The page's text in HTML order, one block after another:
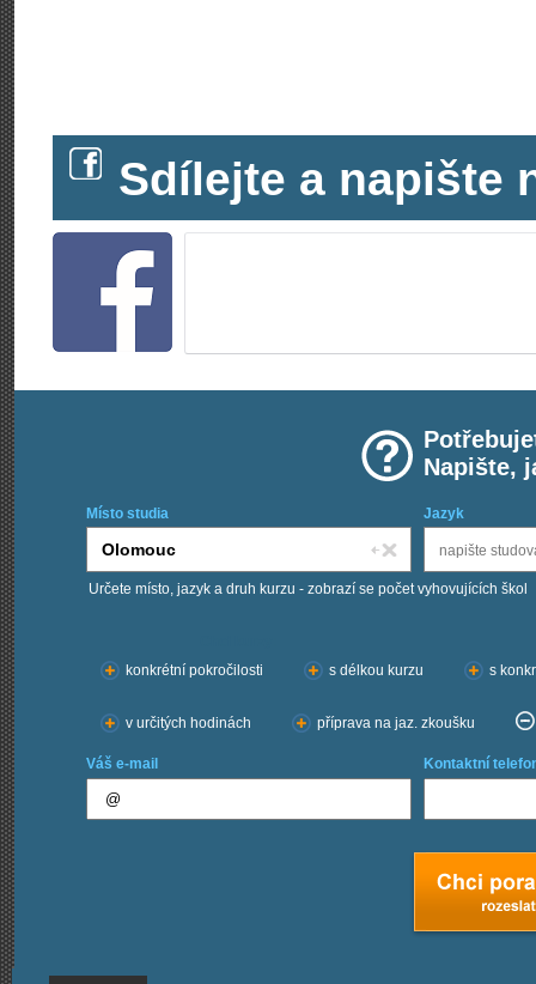
Sdílejte a napište
Napište,
Místo studia Jazyk
Určete místo, jazyk a druh kurzu - zobrazí se počet vyhovujících škol
konkrétní pokročilosti
s délkou kurzu s
v určitých hodinách příprava na jaz. zkoušku
Váš e-mail Kontaktní